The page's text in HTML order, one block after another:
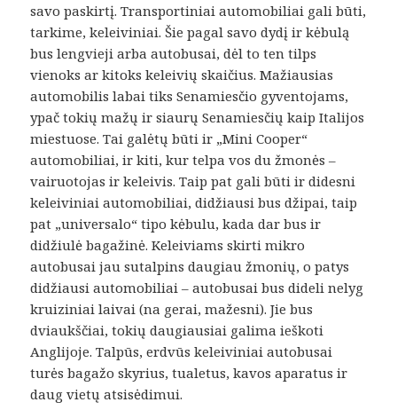
savo paskirtį. Transportiniai automobiliai gali būti,
tarkime, keleiviniai. Šie pagal savo dydį ir kėbulą
bus lengvieji arba autobusai, dėl to ten tilps
vienoks ar kitoks keleivių skaičius. Mažiausias
automobilis labai tiks Senamiesčio gyventojams,
ypač tokių mažų ir siaurų Senamiesčių kaip Italijos
miestuose. Tai galėtų būti ir „Mini Cooper“
automobiliai, ir kiti, kur telpa vos du žmonės –
vairuotojas ir keleivis. Taip pat gali būti ir didesni
keleiviniai automobiliai, didžiausi bus džipai, taip
pat „universalo“ tipo kėbulu, kada dar bus ir
didžiulė bagažinė. Keleiviams skirti mikro
autobusai jau sutalpins daugiau žmonių, o patys
didžiausi automobiliai – autobusai bus dideli nelyg
kruiziniai laivai (na gerai, mažesni). Jie bus
dviaukščiai, tokių daugiausiai galima ieškoti
Anglijoje. Talpūs, erdvūs keleiviniai autobusai
turės bagažo skyrius, tualetus, kavos aparatus ir
daug vietų atsisėdimui.